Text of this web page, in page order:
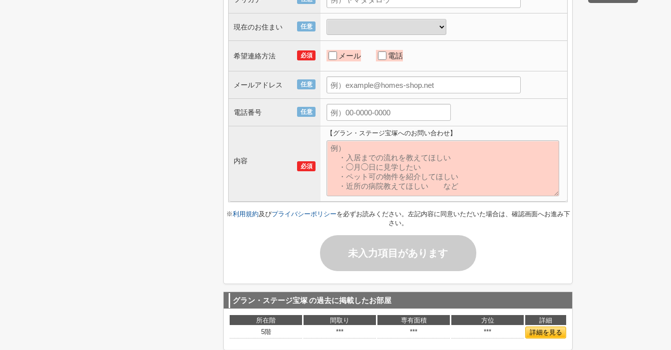
任意
現在のお住まい
必須
希望連絡方法 メール 電話
任意
メールアドレス
任意
電話番号
必須
内容
【グラン・ステージ宝塚へのお問い合わせ】
※利用規約及びプライバシーポリシーを必ずお読みください。左記内容に同意いただいた場合は、確認画面へお進み下
さい。
未入力項目があります
グラン・ステージ宝塚の過去に掲載したお部屋
所在階 間取り 専有面積 方位
詳細
5階
*** *** *** 詳細を見る